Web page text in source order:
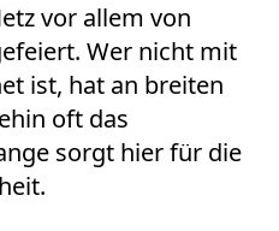
vor allem von
Wer nicht mit
ist, hat an breiten
oft das
sorgt hier für die